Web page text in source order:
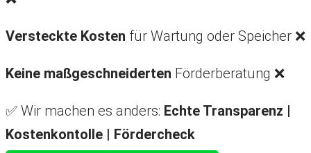
Versteckte Kosten für Wartung oder Speicher ❌
Keine maßgeschneiderten Förderberatung ❌
✅ Wir machen es anders: Echte Transparenz |
Kostenkontolle | Fördercheck